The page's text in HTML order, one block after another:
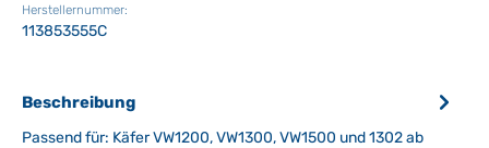
Herstellernummer:
113853555C
Beschreibung
Passend für: Käfer VW1200, VW1300, VW1500 und 1302 ab